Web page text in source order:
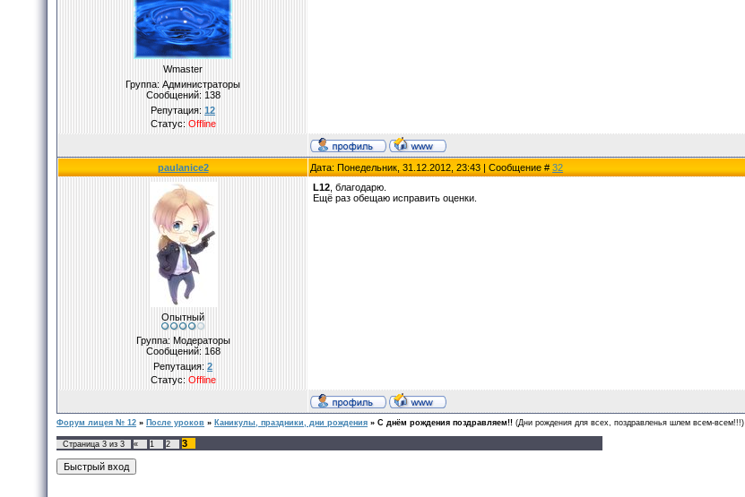
Wmaster
Группа: Администраторы
Сообщений: 138
Репутация: 12
Статус: Offline
paulanice2 Дата: Понедельник, 31.12.2012, 23:43 | Сообщение # 32
Опытный
Группа: Модераторы
Сообщений: 168
Репутация: 2
Статус: Offline
L12 , благодарю.
Ещё раз обещаю исправить оценки.
Форум лицея № 12 » После уроков » Каникулы, праздники, дни рождения » С днём рождения поздравляем!! (Дни рождения для всех, поздравленья шлем всем-всем!!!)
Страница 3 из 3 « 1 2
3